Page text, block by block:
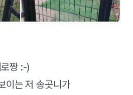
짱 :-)
이는 저 송곳니가